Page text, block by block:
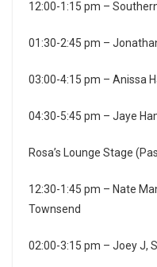
12:00-1:15 pm –
01:30-2:45 pm –
03:00-4:15 pm – Anissa
04:30-5:45 pm – Jaye
Rosa’s Lounge Stage
12:30-1:45 pm – Nate
Townsend
02:00-3:15 pm – Joey J,